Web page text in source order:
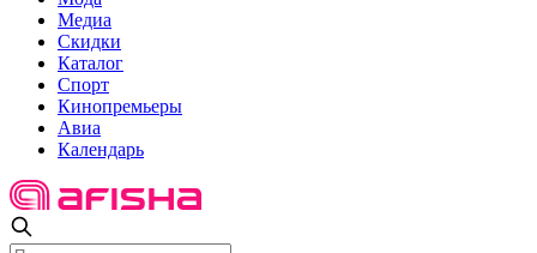
Медиа
Скидки
Каталог
Спорт
Кинопремьеры
Авиа
Календарь